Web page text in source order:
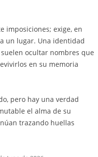
imposiciones; exige, en
un lugar. Una identidad
ocultar nombres que
en su memoria
pero hay una verdad
el alma de su
trazando huellas